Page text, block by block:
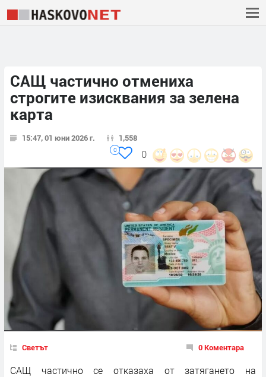
САЩ частично отмениха
строгите изисквания за зелена
карта
15:47, 01 юни 2026 г. 1,558
0
0
Светът 0 Коментара
САЩ частично се отказаха от затягането на